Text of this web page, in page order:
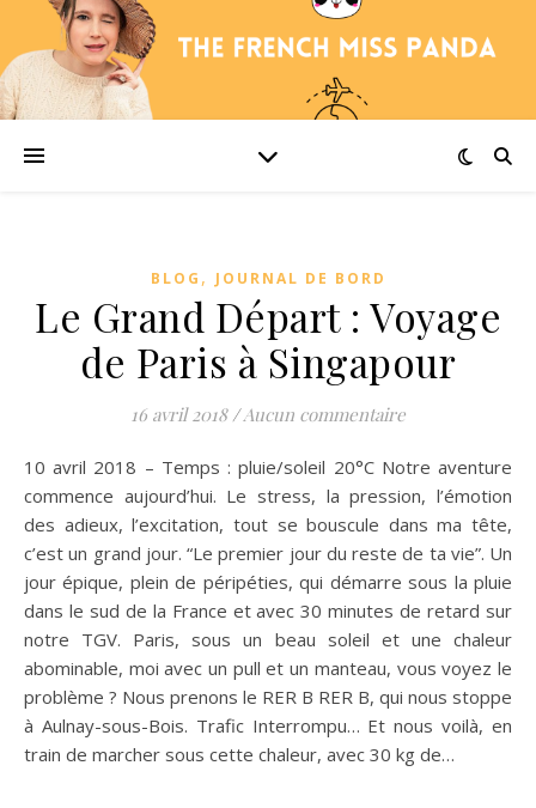
BLOG , JOURNAL DE BORD
Le Grand Départ : Voyage
de Paris à Singapour
16 avril 2018 /Aucun commentaire
10 avril 2018 – Temps : pluie/soleil 20°C Notre aventure
commence aujourd’hui. Le stress, la pression, l’émotion
des adieux, l’excitation, tout se bouscule dans ma tête,
c’est un grand jour. “Le premier jour du reste de ta vie”. Un
jour épique, plein de péripéties, qui démarre sous la pluie
dans le sud de la France et avec 30 minutes de retard sur
notre TGV. Paris, sous un beau soleil et une chaleur
abominable, moi avec un pull et un manteau, vous voyez le
problème ? Nous prenons le RER B RER B, qui nous stoppe
à Aulnay-sous-Bois. Trafic Interrompu… Et nous voilà, en
train de marcher sous cette chaleur, avec 30 kg de…